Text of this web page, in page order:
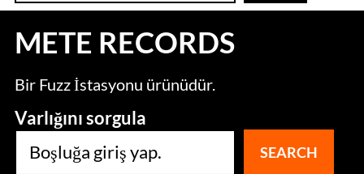
a
METE RECORDS
Bir Fuzz İstasyonu ürünüdür.
Varlığını sorgula
SEARCH